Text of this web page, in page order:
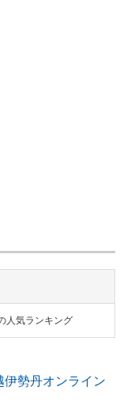
人気ランキング
伊勢丹オンライン